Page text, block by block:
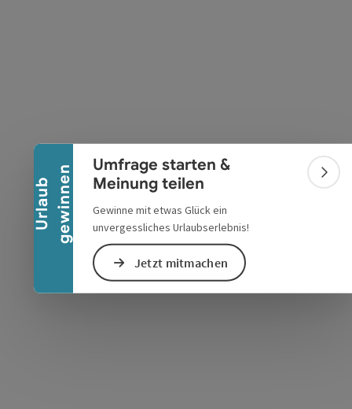
U
r
l
a
u
b
g
e
w
i
n
n
en
Banner einklappen
Umfrage starten &
Meinung teilen
Gewinne mit etwas Glück ein
unvergessliches Urlaubserlebnis!
Jetzt mitmachen
öffnenöffnen